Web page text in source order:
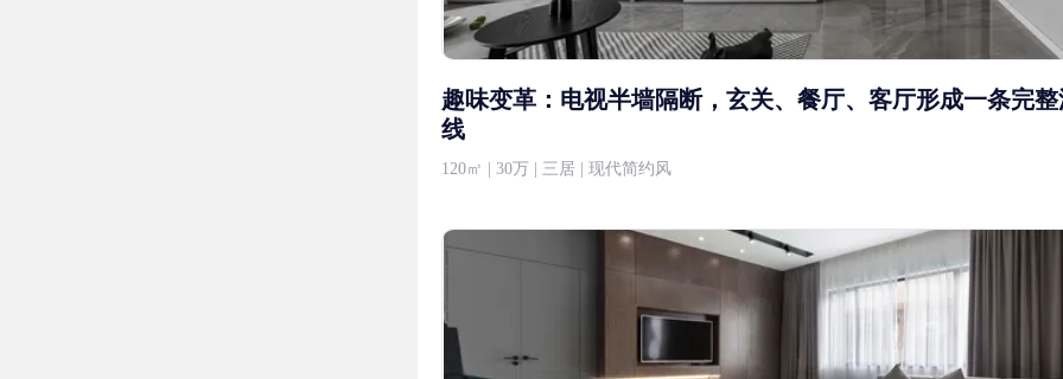
趣味变革：电视半墙隔断，玄关、餐厅、客厅形成一条完
线
120㎡ | 30万 | 三居 | 现代简约风